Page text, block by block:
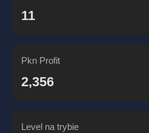
11
Pkn Profit
2,356
Level na trybie